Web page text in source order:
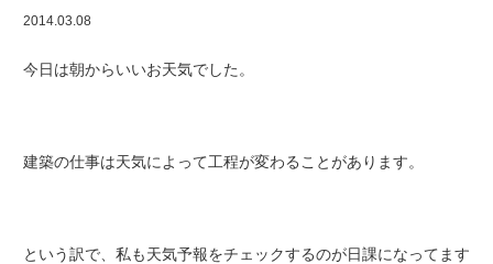
2014.03.08
今日は朝からいいお天気でした。
建築の仕事は天気によって工程が変わることがあります。
という訳で、私も天気予報をチェックするのが日課になってます